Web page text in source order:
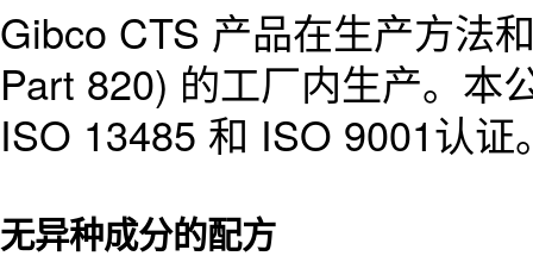
Gibco CTS 产品在生产方法
Part 820) 的工厂内生产。本
ISO 13485 和 ISO 9001认证
无异种成分的配方